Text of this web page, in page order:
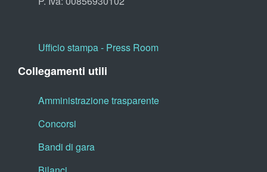
Ufficio stampa - Press Room
Collegamenti utili
Amministrazione trasparente
Concorsi
Bandi di gara